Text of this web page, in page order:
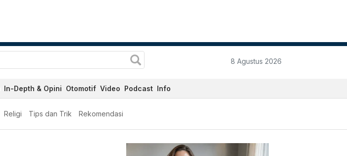
8 Agustus 2026
In-Depth & Opini Otomotif Video Podcast Info
Religi Tips dan Trik Rekomendasi